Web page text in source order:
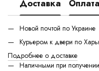
Доставка Оплата
Новой почтой по Украине
Курьером к двери по
Подробнее о доставке
Наличными при